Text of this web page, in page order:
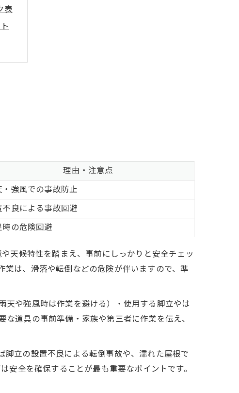
表
理由・注意点
・強風での事故防止
良による事故回避
の危険回避
天候特性を踏まえ、事前にしっかりと安全チェッ
は、滑落や転倒などの危険が伴いますので、準
や強風時は作業を避ける）・使用する脚立やは
道具の事前準備・家族や第三者に作業を伝え、
立の設置不良による転倒事故や、濡れた屋根で
全を確保することが最も重要なポイントです。